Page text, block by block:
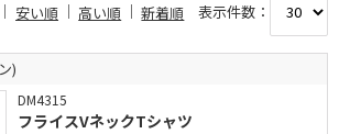
安い順 高い順 新着順 表示件数：
)
DM4315
フライスVネックTシャツ